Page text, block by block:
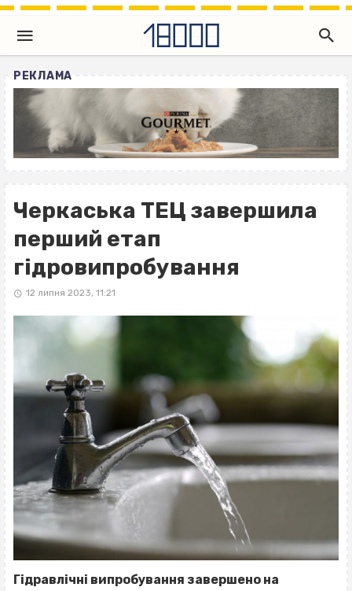
РЕКЛАМА
Черкаська ТЕЦ завершила
перший етап
гідровипробування
12 липня 2023, 11:21
Гідравлічні випробування завершено на